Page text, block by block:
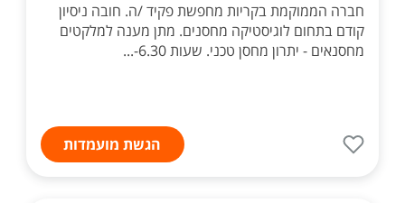
חברה הממוקמת בקריות מחפשת פקיד /ה. חובה ניסיון
קודם בתחום לוגיסטיקה מחסנים. מתן מענה למלקטים
מחסנאים - יתרון מחסן טכני. שעות 6.30-...
הגשת מועמדות